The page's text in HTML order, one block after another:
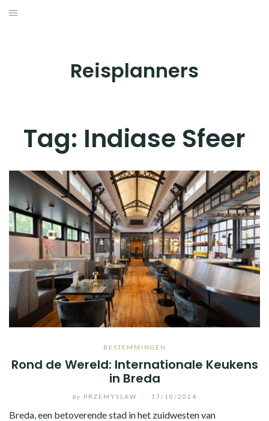
Skip
Reisplanners
Tag: Indiase Sfeer
BESTEMMINGEN
Rond de Wereld: Internationale Keukens
in Breda
by PRZEMYSLAW 17/10/2024
Breda, een betoverende stad in het zuidwesten van